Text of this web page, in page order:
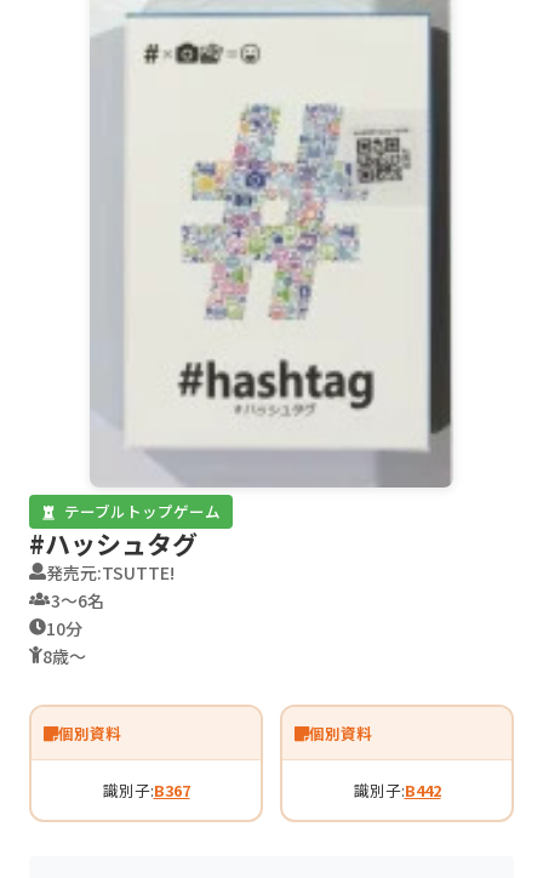
テーブルトップゲーム
#ハッシュタグ
発売元:TSUTTE!
3〜6名
10分
8歳〜
個別資料
識別子:B367
個別資料
識別子:B442